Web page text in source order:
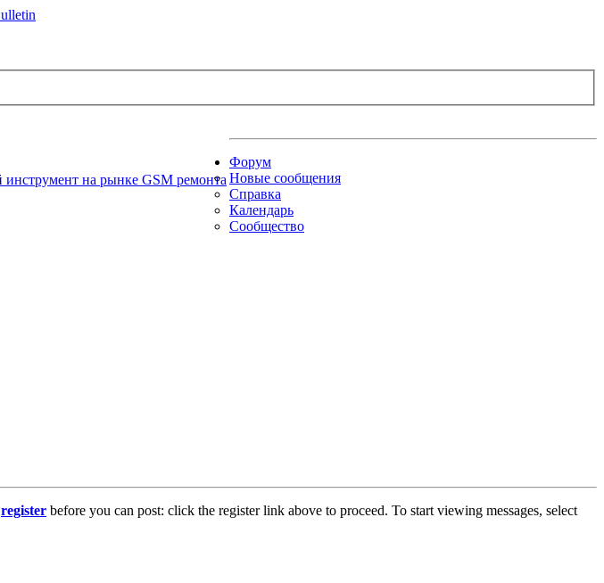
Форум
Новые сообщения
Справка
Календарь
Сообщество
register before you can post: click the register link above to proceed. To start viewing messages, select